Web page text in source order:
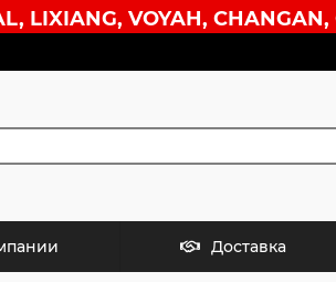
VOYAH, CHANGAN,
Доставка